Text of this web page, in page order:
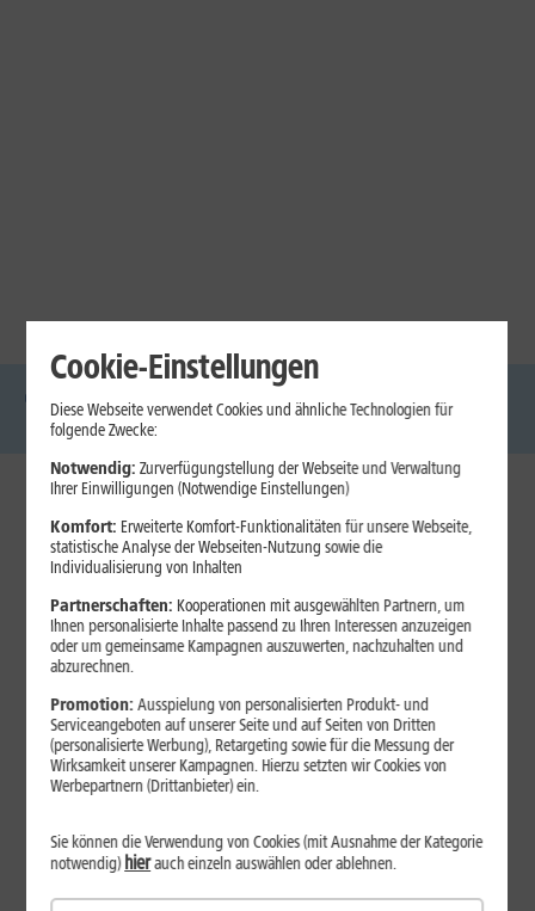
Glasfaser Internet Handys
Mobilfunk-
Laptops
1&1 Internet
Jetzt unterbrechungsfrei ins sehr gute Netz wechseln.
Ohne doppelte Kosten.*
Cookie-Einstellungen
Diese Webseite verwendet Cookies und ähnliche Technologien für
folgende Zwecke:
Notwendig: Zurverfügungstellung der Webseite und Verwaltung
Ihrer Einwilligungen (Notwendige Einstellungen)
Komfort: Erweiterte Komfort-Funktionalitäten für unsere Webseite,
statistische Analyse der Webseiten-Nutzung sowie die
Individualisierung von Inhalten
Partnerschaften: Kooperationen mit ausgewählten Partnern, um
Ihnen personalisierte Inhalte passend zu Ihren Interessen anzuzeigen
oder um gemeinsame Kampagnen auszuwerten, nachzuhalten und
abzurechnen.
Promotion:Ausspielung von personalisierten Produkt- und
Serviceangeboten auf unserer Seite und auf Seiten von Dritten
(personalisierte Werbung), Retargeting sowie für die Messung der
Wirksamkeit unserer Kampagnen. Hierzu setzten wir Cookies von
Werbepartnern (Drittanbieter) ein.
Sie können die Verwendung von Cookies (mit Ausnahme der Kategorie
notwendig)hierauch einzeln auswählen oder ablehnen.